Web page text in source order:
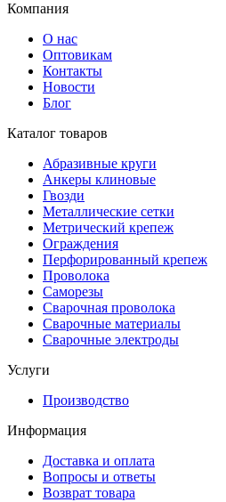
Компания
О нас
Оптовикам
Контакты
Новости
Блог
Каталог товаров
Абразивные круги
Анкеры клиновые
Гвозди
Металлические сетки
Метрический крепеж
Ограждения
Перфорированный крепеж
Проволока
Саморезы
Сварочная проволока
Сварочные материалы
Сварочные электроды
Услуги
Производство
Информация
Доставка и оплата
Вопросы и ответы
Возврат товара